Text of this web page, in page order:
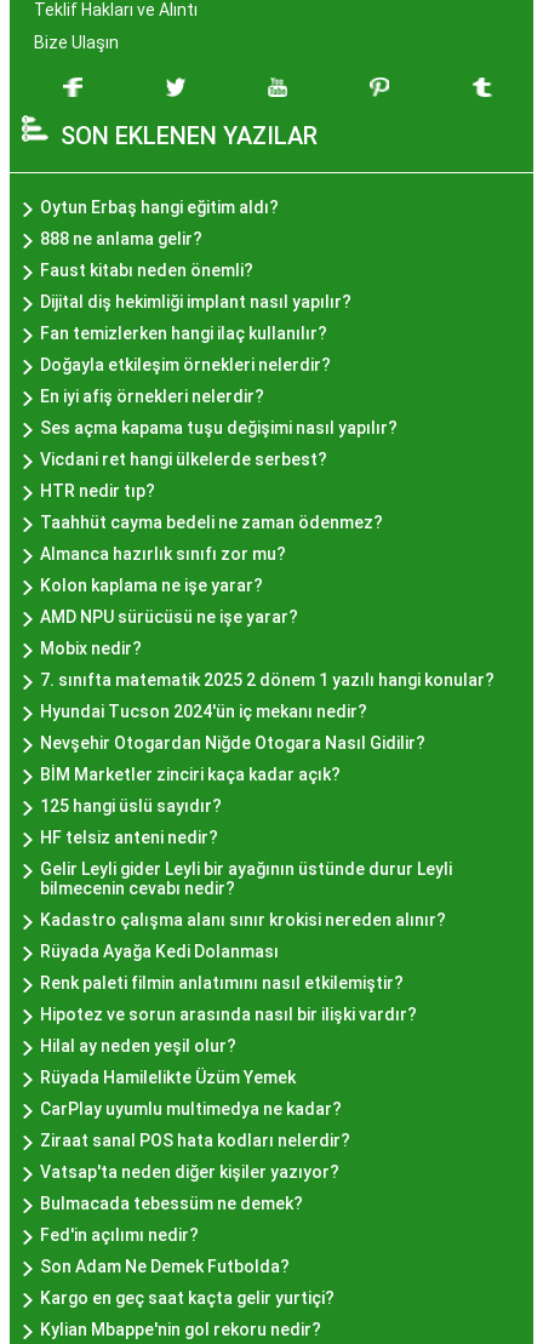
zenginleşmiştir. Hayır lokması, özel günlerde
hazırlanan ve lezzetiyle damaklarda unutulmaz
izler bırakan bir tatlıdır. İstanbul'da popüler
olmasının arkasında bu eşsiz lezzetin herkesi
cezbetmesi ve geleneksel dokunuşlarla
hazırlanması yatmaktadır.
Hayır Lokması İstanbul'da
Nerede Bulunur?
İstanbul genelinde birçok yerel işletme ve
pastane, hayır lokması sunmaktadır. Geleneksel
tatları sevenler için Sultanahmet, Eminönü, ve
Eyüp gibi tarihi semtlerdeki lokantalarda Hayır
Lokması deneyimi daha da özel olabilir. Ayrıca,
Beyoğlu, Kadıköy, ve Beşiktaş gibi modern
semtlerde de bu lezzeti bulabilirsiniz.
Hayır Lokması Fiyatları
İstanbul'da Nasıl?
Hayır lokması fiyatları İstanbulgenelinde
mekanlara ve sunulan hizmete göre değişiklik
gösterir. Genellikle porsiyon bazında satılan hayır
lokmalarının fiyatları uygun olup, lezzetin
farklı mekanlarda çeşitli fiyat seçeneklerini
değerlendirerek, bütçenize uygun bir hayır lokması
bulabilirsiniz.
Hayır Lokması İstanbul
Deneyiminde Nelere Dikkat
Edilmeli?
İstanbul'da hayır lokması deneyimini daha özel
kılmak için birkaç öneri:
Geleneksel Mekanları Tercih Edin:
semtlerdeki geleneksel pastanelerde hayır
lokması deneyimi daha otantik olabilir.
Yerel Tavsiyelere Kulak Verin:İstanbul'da
Teklif Hakları ve Alıntı
Bize Ulaşın
SON EKLENEN YAZILAR
Oytun Erbaş hangi eğitim aldı?
888 ne anlama gelir?
Faust kitabı neden önemli?
Dijital diş hekimliği implant nasıl yapılır?
Fan temizlerken hangi ilaç kullanılır?
Doğayla etkileşim örnekleri nelerdir?
En iyi afiş örnekleri nelerdir?
Ses açma kapama tuşu değişimi nasıl yapılır?
Vicdani ret hangi ülkelerde serbest?
HTR nedir tıp?
Taahhüt cayma bedeli ne zaman ödenmez?
Almanca hazırlık sınıfı zor mu?
Kolon kaplama ne işe yarar?
AMD NPU sürücüsü ne işe yarar?
Mobix nedir?
7. sınıfta matematik 2025 2 dönem 1 yazılı hangi konular?
Hyundai Tucson 2024'ün iç mekanı nedir?
Nevşehir Otogardan Niğde Otogara Nasıl Gidilir?
BİM Marketler zinciri kaça kadar açık?
125 hangi üslü sayıdır?
HF telsiz anteni nedir?
Gelir Leyli gider Leyli bir ayağının üstünde durur Leyli
bilmecenin cevabı nedir?
Kadastro çalışma alanı sınır krokisi nereden alınır?
Rüyada Ayağa Kedi Dolanması
Renk paleti filmin anlatımını nasıl etkilemiştir?
Hipotez ve sorun arasında nasıl bir ilişki vardır?
Hilal ay neden yeşil olur?
Rüyada Hamilelikte Üzüm Yemek
CarPlay uyumlu multimedya ne kadar?
Ziraat sanal POS hata kodları nelerdir?
Vatsap'ta neden diğer kişiler yazıyor?
Bulmacada tebessüm ne demek?
Fed'in açılımı nedir?
Son Adam Ne Demek Futbolda?
Kargo en geç saat kaçta gelir yurtiçi?
Kylian Mbappe'nin gol rekoru nedir?